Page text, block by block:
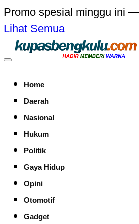
Promo spesial minggu ini
Lihat Semua
Home
Daerah
Nasional
Hukum
Politik
Gaya Hidup
Opini
Otomotif
Gadget